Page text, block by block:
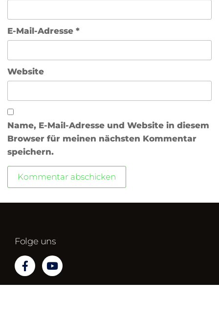
E-Mail-Adresse *
Website
Name, E-Mail-Adresse und Website in diesem
Browser für meinen nächsten Kommentar
speichern.
Folge uns